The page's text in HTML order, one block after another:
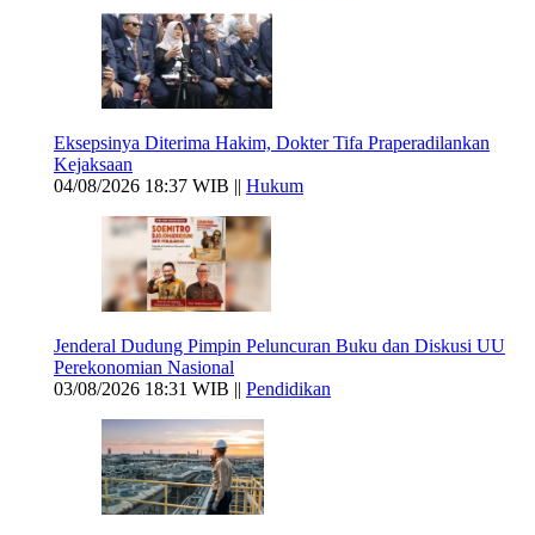
Eksepsinya Diterima Hakim, Dokter Tifa Praperadilankan
Kejaksaan
04/08/2026 18:37 WIB || Hukum
Jenderal Dudung Pimpin Peluncuran Buku dan Diskusi UU
Perekonomian Nasional
03/08/2026 18:31 WIB || Pendidikan